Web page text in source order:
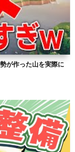
が作った山を実際に